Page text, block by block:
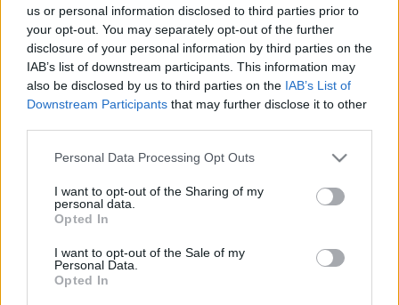
us or personal information disclosed to third parties prior to
your opt-out. You may separately opt-out of the further
disclosure of your personal information by third parties on the
IAB’s list of downstream participants. This information may
also be disclosed by us to third parties on the IAB’s List of
Downstream Participants that may further disclose it to other
Please note that this website/app uses one or more Google
not limited to your visit or usage behaviour. You may click to
grant or deny consent to Google and its third-party tags to
use your data for below specified purposes in below Google
consent section.
Personal Data Processing Opt Outs
I want to opt-out of the Sharing of my
personal data.
Opted In
I want to opt-out of the Sale of my
Personal Data.
Opted In
Ρέθυμνο!
26 Ιουλίου 2019, 15:45
Ρεθύμνου,...